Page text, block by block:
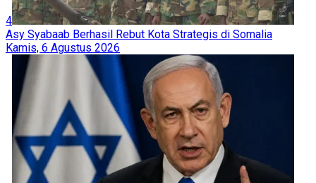
4
Asy Syabaab Berhasil Rebut Kota Strategis di Somalia
Kamis, 6 Agustus 2026